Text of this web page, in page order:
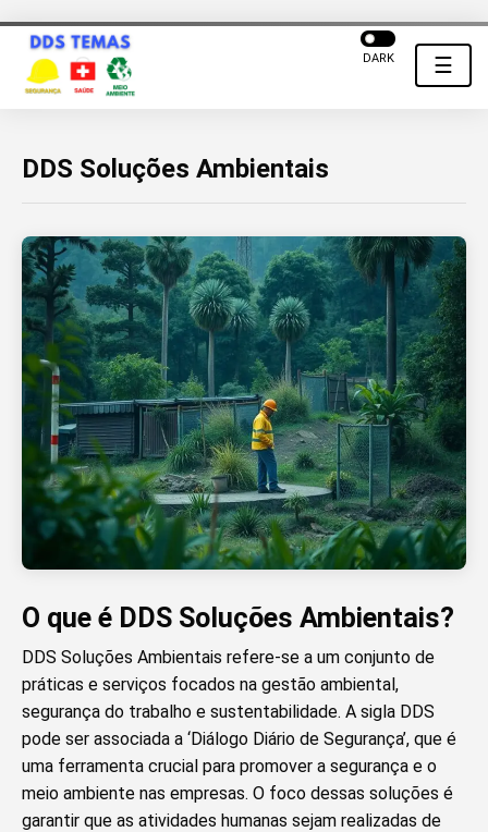
☰
DARK
DDS Soluções Ambientais
O que é DDS Soluções Ambientais?
DDS Soluções Ambientais refere-se a um conjunto de
práticas e serviços focados na gestão ambiental,
segurança do trabalho e sustentabilidade. A sigla DDS
pode ser associada a ‘Diálogo Diário de Segurança’, que é
uma ferramenta crucial para promover a segurança e o
meio ambiente nas empresas. O foco dessas soluções é
garantir que as atividades humanas sejam realizadas de